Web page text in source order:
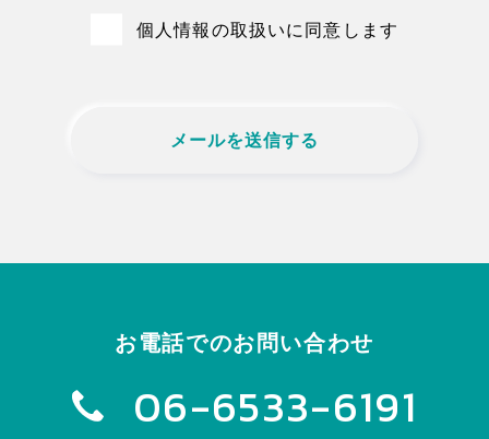
個人情報の取扱いに同意します
お電話でのお問い合わせ
06-6533-6191